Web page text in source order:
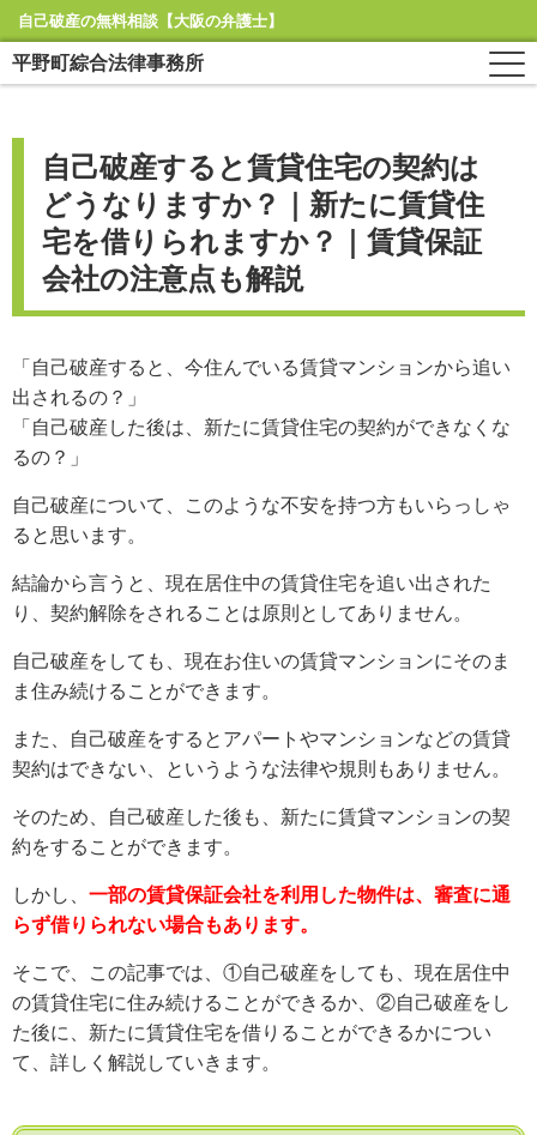
自己破産の無料相談【大阪の弁護士】
平野町綜合法律事務所
自己破産すると賃貸住宅の契約は
どうなりますか？｜新たに賃貸住
宅を借りられますか？｜賃貸保証
会社の注意点も解説
「自己破産すると、今住んでいる賃貸マンションから追い
出されるの？」
「自己破産した後は、新たに賃貸住宅の契約ができなくな
るの？」
自己破産について、このような不安を持つ方もいらっしゃ
ると思います。
結論から言うと、現在居住中の賃貸住宅を追い出された
り、契約解除をされることは原則としてありません。
自己破産をしても、現在お住いの賃貸マンションにそのま
ま住み続けることができます。
また、自己破産をするとアパートやマンションなどの賃貸
契約はできない、というような法律や規則もありません。
そのため、自己破産した後も、新たに賃貸マンションの契
約をすることができます。
しかし、 一部の賃貸保証会社を利用した物件は、審査に通
らず借りられない場合もあります。
そこで、この記事では、①自己破産をしても、現在居住中
の賃貸住宅に住み続けることができるか、②自己破産をし
た後に、新たに賃貸住宅を借りることができるかについ
て、詳しく解説していきます。